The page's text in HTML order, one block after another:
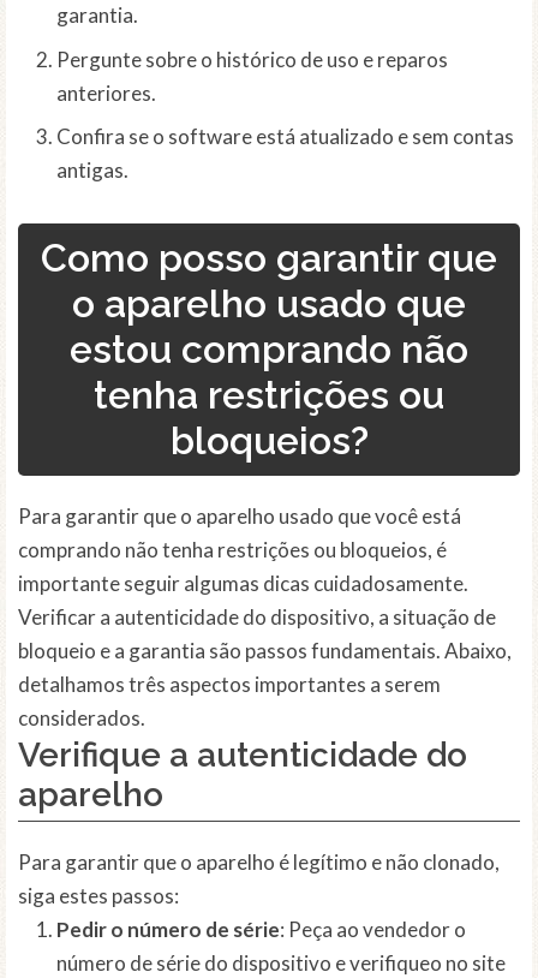
garantia.
Pergunte sobre o histórico de uso e reparos
anteriores.
Confira se o software está atualizado e sem contas
antigas.
Como posso garantir que
o aparelho usado que
estou comprando não
tenha restrições ou
bloqueios?
Para garantir que o aparelho usado que você está
comprando não tenha restrições ou bloqueios, é
importante seguir algumas dicas cuidadosamente.
Verificar a autenticidade do dispositivo, a situação de
bloqueio e a garantia são passos fundamentais. Abaixo,
detalhamos três aspectos importantes a serem
considerados.
Verifique a autenticidade do
aparelho
Para garantir que o aparelho é legítimo e não clonado,
siga estes passos:
Pedir o número de série: Peça ao vendedor o
número de série do dispositivo e verifiqueo no site